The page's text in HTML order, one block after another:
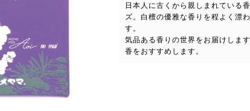
日本人に古くから親しまれている
ズ。白檀の優雅な香りを程よく漂
す。
気品ある香りの世界をお届けしま
香をおすすめします。